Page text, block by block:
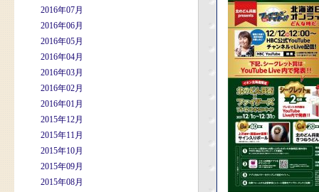
2016年07月
2016年06月
2016年05月
2016年04月
2016年03月
2016年02月
2016年01月
2015年12月
2015年11月
2015年10月
2015年09月
2015年08月